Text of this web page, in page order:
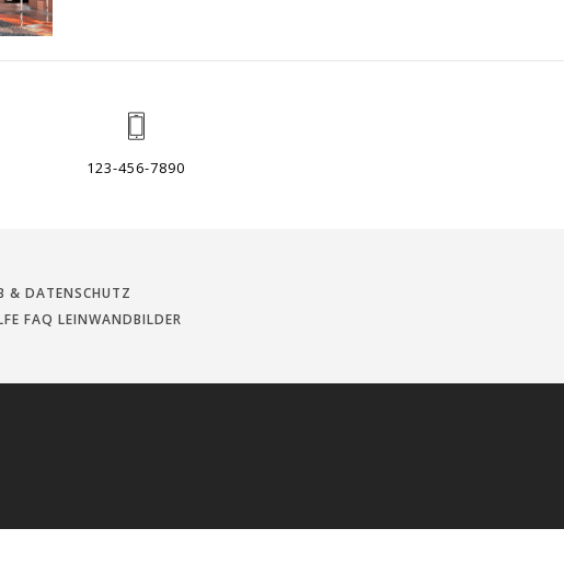
123-456-7890
& DATENSCHUTZ
FAQ LEINWANDBILDER